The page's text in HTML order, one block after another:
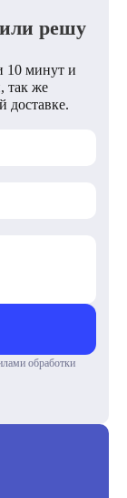
решу
10 минут и
так же
доставке.
обработки